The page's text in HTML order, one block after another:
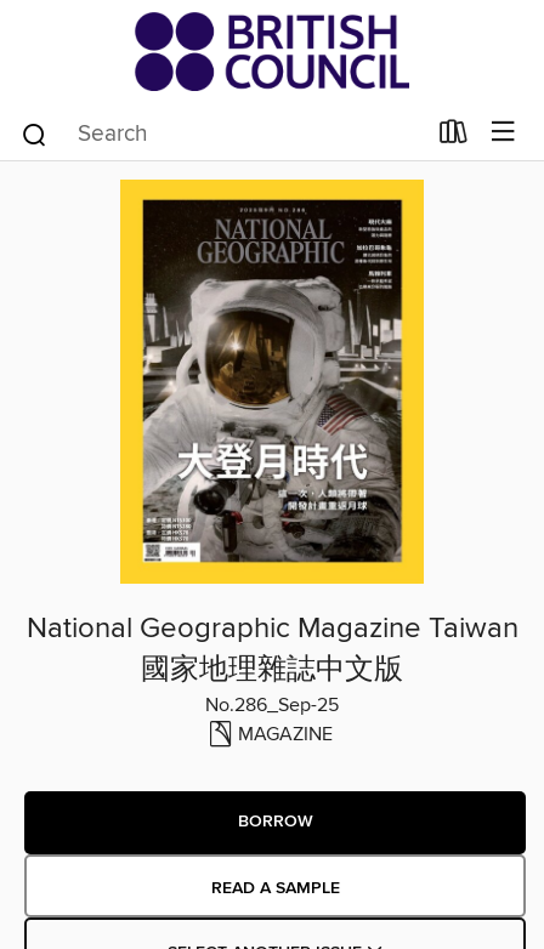
National Geographic Magazine Taiwan
國家地理雜誌中文版
No.286_Sep-25
MAGAZINE
BORROW
READ A SAMPLE